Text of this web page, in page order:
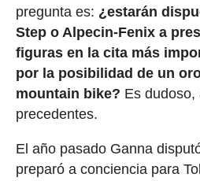
pregunta es: ¿estarán
Step o Alpecin-Fenix a
figuras en la cita más
por la posibilidad de un
mountain bike? Es dudoso,
precedentes.
El año pasado Ganna
preparó a conciencia para